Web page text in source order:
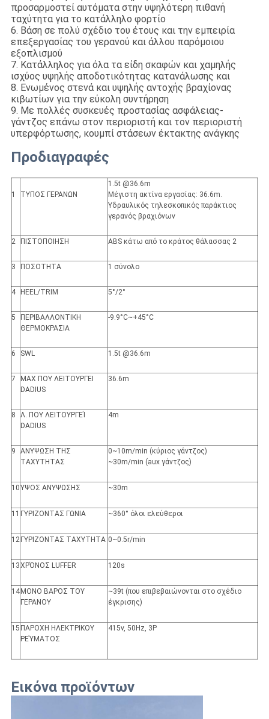
προσαρμοστεί αυτόματα στην υψηλότερη πιθανή
ταχύτητα για το κατάλληλο φορτίο
6. Βάση σε πολύ σχέδιο του έτους και την εμπειρία
επεξεργασίας του γερανού και άλλου παρόμοιου
εξοπλισμού
7. Κατάλληλος για όλα τα είδη σκαφών και χαμηλής
ισχύος υψηλής αποδοτικότητας κατανάλωσης και
8. Ενωμένος στενά και υψηλής αντοχής βραχίονας
κιβωτίων για την εύκολη συντήρηση
9. Με πολλές συσκευές προστασίας ασφάλειας-
γάντζος επάνω στον περιοριστή και τον περιοριστή
υπερφόρτωσης, κουμπί στάσεων έκτακτης ανάγκης
Προδιαγραφές
1 ΤΥΠΟΣ ΓΕΡΑΝΩΝ
1.5t @36.6m
Μέγιστη ακτίνα εργασίας: 36.6m.
Υδραυλικός τηλεσκοπικός παράκτιος
γερανός βραχιόνων
2 ΠΙΣΤΟΠΟΙΗΣΗ ABS κάτω από το κράτος θάλασσας 2
3 ΠΟΣΟΤΗΤΑ 1 σύνολο
4 HEEL/TRIM 5°/2°
5
ΠΕΡΙΒΑΛΛΟΝΤΙΚΗ
ΘΕΡΜΟΚΡΑΣΙΑ
-9.9°C~+45°C
6 SWL 1.5t @36.6m
7
MAX ΠΟΥ ΛΕΙΤΟΥΡΓΕΙ
DADIUS
36.6m
8
Λ. ΠΟΥ ΛΕΙΤΟΥΡΓΕΊ
DADIUS
4m
9
ΑΝΥΨΩΣΗ ΤΗΣ
ΤΑΧΥΤΗΤΑΣ
0~10m/min (κύριος γάντζος)
~30m/min (aux γάντζος)
10ΥΨΟΣ ΑΝΥΨΩΣΗΣ ~30m
11 ΓΥΡΙΖΟΝΤΑΣ ΓΩΝΙΑ ~360° όλοι ελεύθεροι
12 ΓΥΡΙΖΟΝΤΑΣ ΤΑΧΥΤΗΤΑ 0~0.5r/min
13ΧΡΌΝΟΣ LUFFER 120s
14 ΜΟΝΟ ΒΑΡΟΣ ΤΟΥ
ΓΕΡΑΝΟΥ
~39t (που επιβεβαιώνονται στο σχέδιο
έγκρισης)
15 ΠΑΡΟΧΗ ΗΛΕΚΤΡΙΚΟΥ
ΡΕΎΜΑΤΟΣ
415v, 50Hz, 3P
Εικόνα προϊόντων